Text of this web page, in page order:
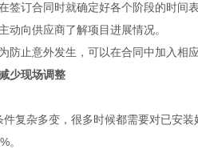
在签订合同时就确定好各个阶段的时间
主动向供应商了解项目进展情况。
为防止意外发生，可以在合同中加入相
少现场调整
件复杂多变，很多时候都需要对已安
。